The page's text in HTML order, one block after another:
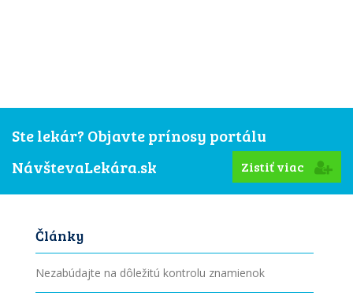
Ste lekár? Objavte prínosy portálu
NávštevaLekára.sk
Zistiť viac
Články
Nezabúdajte na dôležitú kontrolu znamienok